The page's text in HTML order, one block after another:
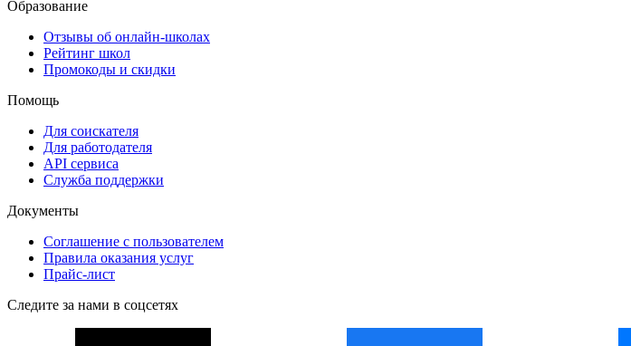
Образование
Отзывы об онлайн-школах
Рейтинг школ
Промокоды и скидки
Помощь
Для соискателя
Для работодателя
API сервиса
Служба поддержки
Документы
Соглашение с пользователем
Правила оказания услуг
Прайс-лист
Следите за нами в соцсетях